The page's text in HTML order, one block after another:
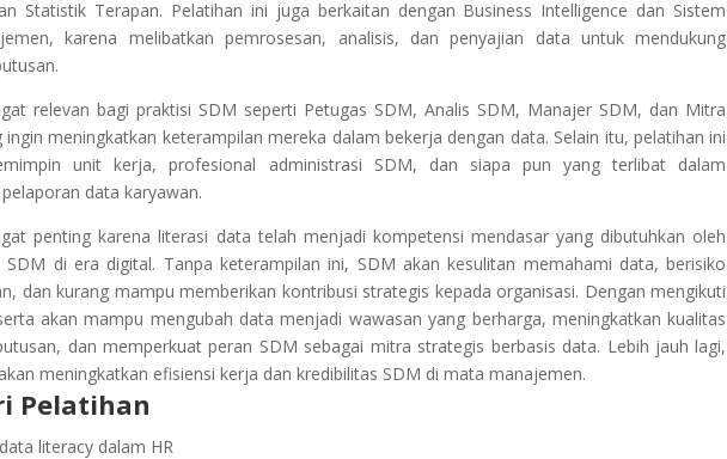
Statistik Terapan. Pelatihan ini juga berkaitan dengan Business Intelligence dan Sistem
karena melibatkan pemrosesan, analisis, dan penyajian data untuk mendukung
relevan bagi praktisi SDM seperti Petugas SDM, Analis SDM, Manajer SDM, dan Mitra
ingin meningkatkan keterampilan mereka dalam bekerja dengan data. Selain itu, pelatihan ini
unit kerja, profesional administrasi SDM, dan siapa pun yang terlibat dalam
data karyawan.
penting karena literasi data telah menjadi kompetensi mendasar yang dibutuhkan oleh
di era digital. Tanpa keterampilan ini, SDM akan kesulitan memahami data, berisiko
dan kurang mampu memberikan kontribusi strategis kepada organisasi. Dengan mengikuti
akan mampu mengubah data menjadi wawasan yang berharga, meningkatkan kualitas
dan memperkuat peran SDM sebagai mitra strategis berbasis data. Lebih jauh lagi,
meningkatkan efisiensi kerja dan kredibilitas SDM di mata manajemen.
Pelatihan
literacy dalam HR